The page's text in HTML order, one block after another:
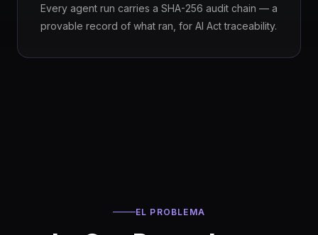
Every agent run carries a SHA-256 audit chain — a
provable record of what ran, for AI Act traceability.
EL PROBLEMA